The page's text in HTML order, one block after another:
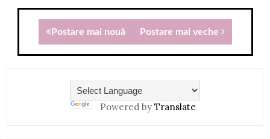
Postare mai nouă Postare mai veche
Powered by Translate